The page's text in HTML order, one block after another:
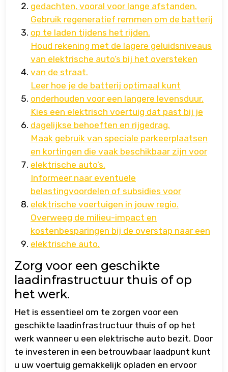
gedachten, vooral voor lange afstanden.
Gebruik regeneratief remmen om de batterij
op te laden tijdens het rijden.
Houd rekening met de lagere geluidsniveaus
van elektrische auto’s bij het oversteken
van de straat.
Leer hoe je de batterij optimaal kunt
onderhouden voor een langere levensduur.
Kies een elektrisch voertuig dat past bij je
dagelijkse behoeften en rijgedrag.
Maak gebruik van speciale parkeerplaatsen
en kortingen die vaak beschikbaar zijn voor
elektrische auto’s.
Informeer naar eventuele
belastingvoordelen of subsidies voor
elektrische voertuigen in jouw regio.
Overweeg de milieu-impact en
kostenbesparingen bij de overstap naar een
elektrische auto.
Zorg voor een geschikte
laadinfrastructuur thuis of op
het werk.
Het is essentieel om te zorgen voor een
geschikte laadinfrastructuur thuis of op het
werk wanneer u een elektrische auto bezit. Door
te investeren in een betrouwbaar laadpunt kunt
u uw voertuig gemakkelijk opladen en ervoor